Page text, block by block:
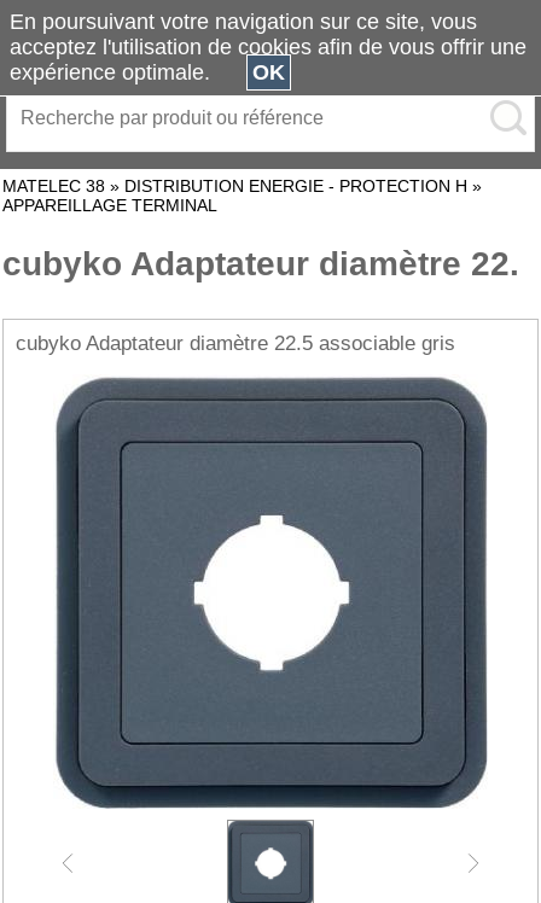
MATELEC 38 » DISTRIBUTION ENERGIE - PROTECTION H »
APPAREILLAGE TERMINAL
cubyko Adaptateur diamètre 22.
cubyko Adaptateur diamètre 22.5 associable gris
En poursuivant votre navigation sur ce site, vous
acceptez l'utilisation de cookies afin de vous offrir une
expérience optimale.
OK